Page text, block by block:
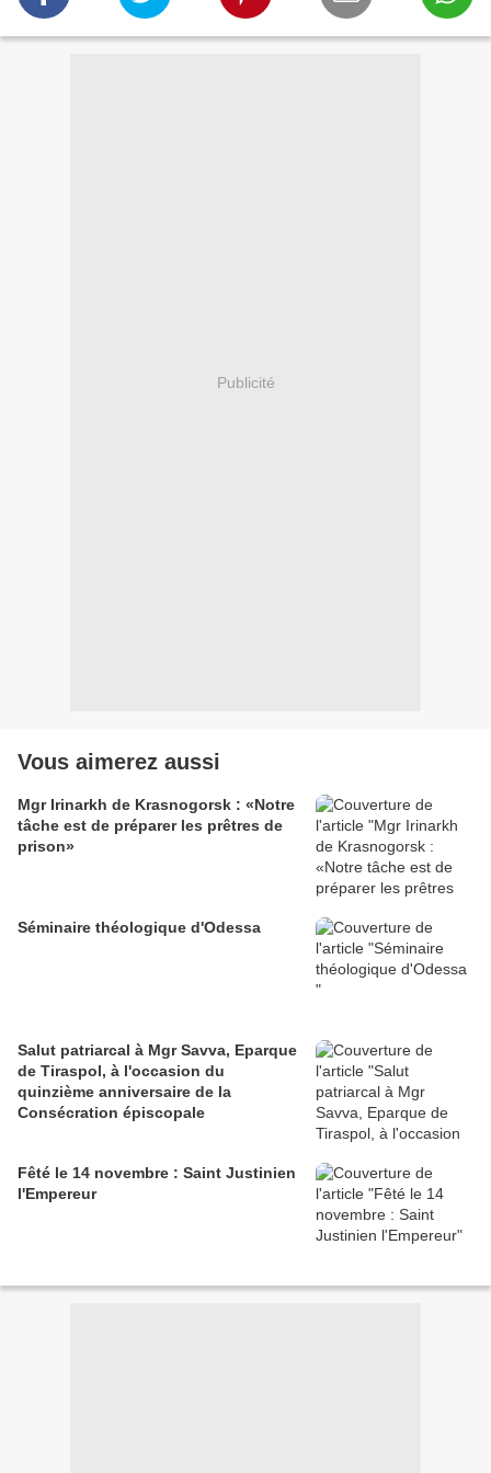
Publicité
Vous aimerez aussi
Mgr Irinarkh de Krasnogorsk : «Notre
tâche est de préparer les prêtres de
prison»
Séminaire théologique d'Odessa
Salut patriarcal à Mgr Savva, Eparque
de Tiraspol, à l'occasion du
quinzième anniversaire de la
Consécration épiscopale
Fêté le 14 novembre : Saint Justinien
l'Empereur